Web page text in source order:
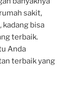
sakit,
kadang bisa
terbaik.
Anda
terbaik yang